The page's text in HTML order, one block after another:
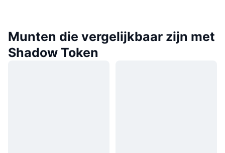
Munten die vergelijkbaar zijn met
Shadow Token